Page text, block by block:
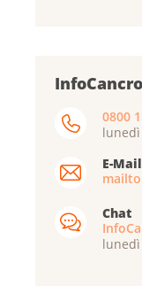
InfoCancro
0800
lunedì
E-Mail
Chat
lunedì